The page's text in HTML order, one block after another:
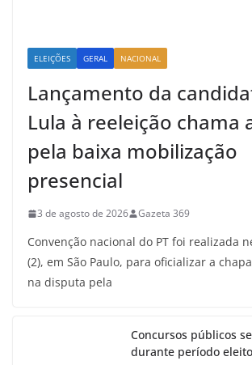
ELEIÇÕES GERAL NACIONAL
Lançamento da
Lula à reeleição chama
pela baixa mobilização
presencial
3 de agosto de 2026 Gazeta 369
Convenção nacional do PT foi realizada
(2), em São Paulo, para oficializar a
na disputa pela
Concursos públicos
durante período